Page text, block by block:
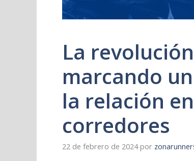
La
marcando
la relación
corredores
22 de febrero de 2024 por